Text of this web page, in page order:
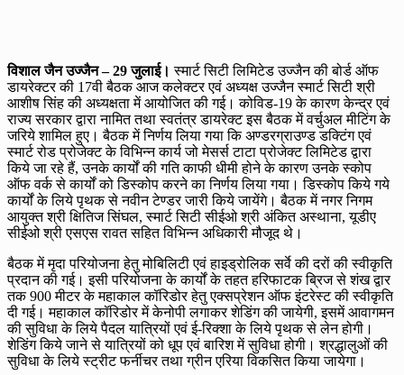
विशाल जैन उज्जैन – 29 जुलाई। स्मार्ट सिटी लिमिटेड उज्जैन की बोर्ड ऑफ
डायरेक्टर की 17वी बैठक आज कलेक्टर एवं अध्यक्ष उज्जैन स्मार्ट सिटी श्री
आशीष सिंह की अध्यक्षता में आयोजित की गई। कोविड-19 के कारण केन्द्र एवं
राज्य सरकार द्वारा नामित तथा स्वतंत्र डायरेक्ट इस बैठक में वर्चुअल मीटिंग के
जरिये शामिल हुए। बैठक में निर्णय लिया गया कि अण्डरग्राउण्ड डक्टिंग एवं
स्मार्ट रोड प्रोजेक्ट के विभिन्न कार्य जो मेसर्स टाटा प्रोजेक्ट लिमिटेड द्वारा
किये जा रहे हैं, उनके कार्यों की गति काफी धीमी होने के कारण उनके स्कोप
ऑफ वर्क से कार्यों को डिस्कोप करने का निर्णय लिया गया। डिस्कोप किये गये
कार्यों के लिये पृथक से नवीन टेण्डर जारी किये जायेंगे। बैठक में नगर निगम
आयुक्त श्री क्षितिज सिंघल, स्मार्ट सिटी सीईओ श्री अंकित अस्थाना, यूडीए
सीईओ श्री एसएस रावत सहित विभिन्न अधिकारी मौजूद थे।
बैठक में मृदा परियोजना हेतु मोबिलिटी एवं हाइड्रोलिक सर्वे की दरों की स्वीकृति
प्रदान की गई। इसी परियोजना के कार्यों के तहत हरिफाटक ब्रिज से शंख द्वार
तक 900 मीटर के महाकाल कॉरिडोर हेतु एक्सप्रेशन ऑफ इंटरेस्ट की स्वीकृति
दी गई। महाकाल कॉरिडोर में केनोपी लगाकर शेडिंग की जायेगी, इसमें आवागमन
की सुविधा के लिये पैदल यात्रियों एवं ई-रिक्शा के लिये पृथक से लेन होगी।
शेडिंग किये जाने से यात्रियों को धूप एवं बारिश में सुविधा होगी। श्रद्धालुओं की
सुविधा के लिये स्ट्रीट फर्नीचर तथा ग्रीन एरिया विकसित किया जायेगा।